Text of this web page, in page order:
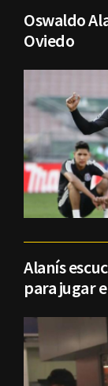
Oswaldo
Oviedo
Alanís
para jugar